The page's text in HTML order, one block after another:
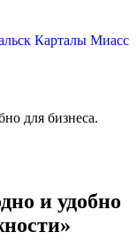
Карталы Миасс
для бизнеса.
и удобно